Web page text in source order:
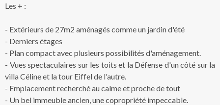
Les + :
- Extérieurs de 27m2 aménagés comme un jardin d'été
- Derniers étages
- Plan compact avec plusieurs possibilités d'aménagement.
- Vues spectaculaires sur les toits et la Défense d'un côté sur la
villa Céline et la tour Eiffel de l'autre.
- Emplacement recherché au calme et proche de tout
- Un bel immeuble ancien, une copropriété impeccable.